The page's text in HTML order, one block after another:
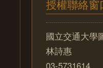
授權聯絡窗
國立交通大學
林詩惠
03-5731614